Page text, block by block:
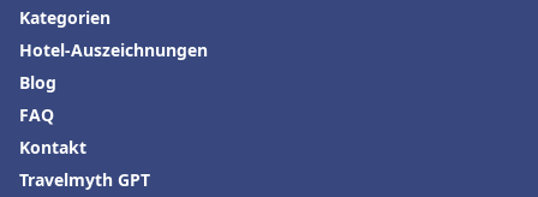
Kategorien
Hotel-Auszeichnungen
Blog
FAQ
Kontakt
Travelmyth GPT